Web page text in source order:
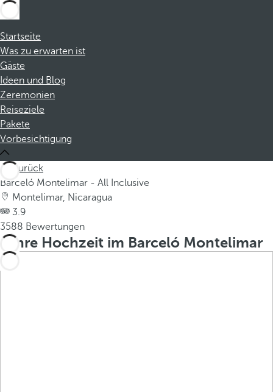
Startseite
Was zu erwarten ist
Gäste
Ideen und Blog
Zeremonien
Reiseziele
Pakete
Vorbesichtigung
Zurück
Barceló Montelimar - All Inclusive
Montelimar, Nicaragua
3.9
3588 Bewertungen
Ihre Hochzeit im Barceló Montelimar